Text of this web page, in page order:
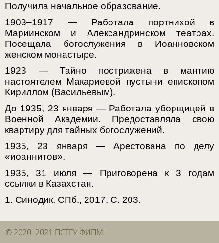
Получила начальное образование.
1903–1917 — Работала портнихой в
Мариинском и Александринском театрах.
Посещала богослужения в Иоанновском
женском монастыре.
1923 — Тайно пострижена в мантию
настоятелем Макариевой пустыни епископом
Кириллом (Васильевым).
До 1935, 23 января — Работала уборщицей в
Военной Академии. Предоставляла свою
квартиру для тайных богослужений.
1935, 23 января — Арестована по делу
«иоаннитов».
1935, 31 июля — Приговорена к 3 годам
ссылки в Казахстан.
1. Синодик. СПб., 2017. С. 203.
© 2020–2021 ПСТГУ ФИПМ